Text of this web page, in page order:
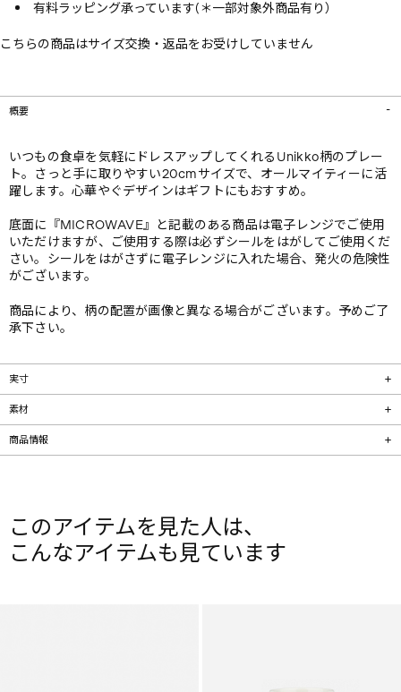
有料ラッピング承っています(＊一部対象外商品有り）
こちらの商品はサイズ交換・返品をお受けしていません
概要
いつもの食卓を気軽にドレスアップしてくれるUnikko柄のプレー
ト。さっと手に取りやすい20cmサイズで、オールマイティーに活
躍します。心華やぐデザインはギフトにもおすすめ。
底面に『MICROWAVE』と記載のある商品は電子レンジでご使用
いただけますが、ご使用する際は必ずシールをはがしてご使用くだ
さい。シールをはがさずに電子レンジに入れた場合、発火の危険性
がございます。
商品により、柄の配置が画像と異なる場合がございます。予めご了
承下さい。
実寸
素材
商品情報
このアイテムを見た人は、
こんなアイテムも見ています